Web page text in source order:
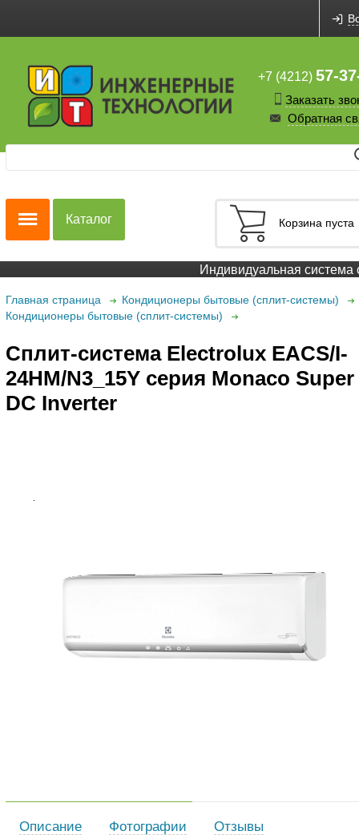
+7 (4212) 57-
Заказать
Обратная
Корзина пуста
Каталог
Индивидуальная система
Главная страница
Кондиционеры бытовые (сплит-системы)
Кондиционеры бытовые (сплит-системы)
Сплит-система Electrolux EACS/I-
24HM/N3_15Y серия Monaco Super
DC Inverter
Описание Фотографии Отзывы